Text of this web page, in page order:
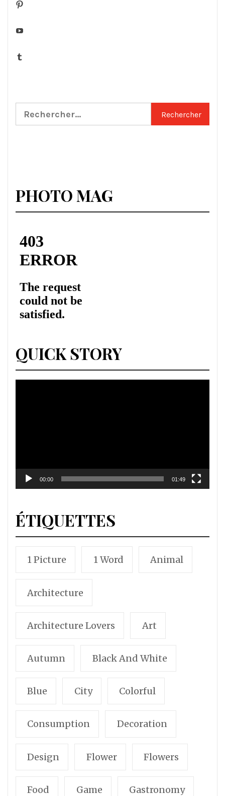
Pinterest
YouTube
Tumblr
Rechercher :
PHOTO MAG
QUICK STORY
00:00 01:49
ÉTIQUETTES
1 Picture 1 Word Animal
Architecture
Architecture Lovers Art
Autumn Black And White
Blue City Colorful
Consumption Decoration
Design Flower Flowers
Food Game Gastronomy